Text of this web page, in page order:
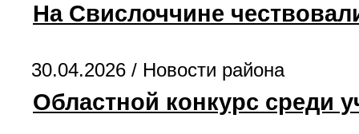
На Свислоччине
30.04.2026 / Новости района
Областной конкурс